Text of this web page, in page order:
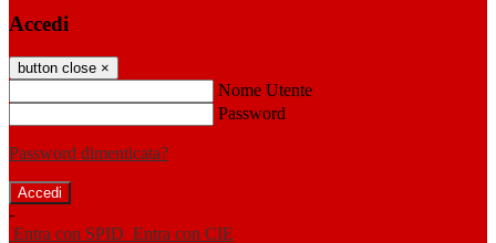
Accedi
button close ×
Nome Utente
Password
Password dimenticata?
-
Entra con SPID Entra con CIE